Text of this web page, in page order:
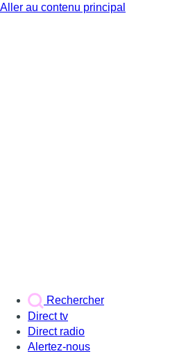
Aller au contenu principal
Rechercher
Direct tv
Direct radio
Alertez-nous